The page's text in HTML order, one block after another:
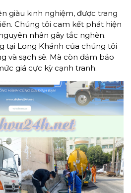
giàu kinh nghiệm, được trang
Chúng tôi cam kết phát hiện
nhân gây tắc nghẽn.
tại Long Khánh của chúng tôi
và sạch sẽ. Mà còn đảm bảo
giá cực kỳ cạnh tranh.